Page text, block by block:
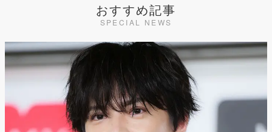
おすすめ記事
SPECIAL NEWS